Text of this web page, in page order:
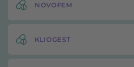
NOVOFEM
KLIOGEST